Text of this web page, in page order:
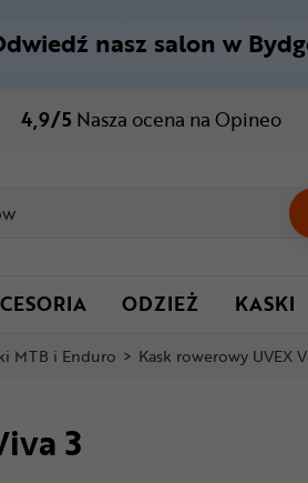
nasz salon w
4,9/5 Nasza ocena na Opineo
ODZIEŻ KASKI
MTB i Enduro > Kask rowerowy UVEX
3